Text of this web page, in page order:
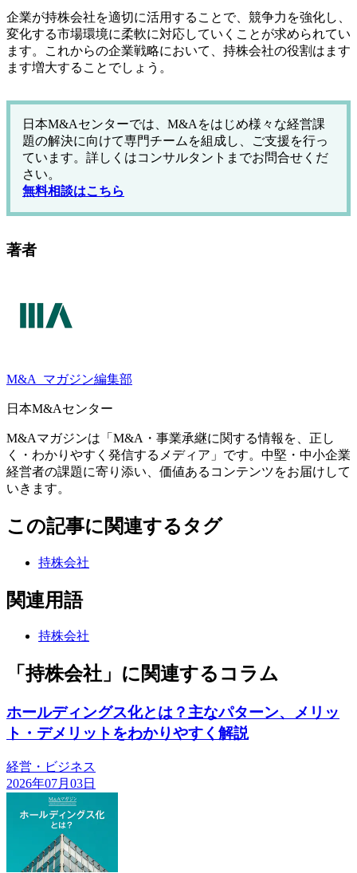
企業が持株会社を適切に活用することで、競争力を強化し、
変化する市場環境に柔軟に対応していくことが求められてい
ます。これからの企業戦略において、持株会社の役割はます
ます増大することでしょう。
日本M&Aセンターでは、M&Aをはじめ様々な経営課
題の解決に向けて専門チームを組成し、ご支援を行っ
ています。詳しくはコンサルタントまでお問合せくだ
さい。
無料相談はこちら
著者
M&A マガジン編集部
日本M&Aセンター
M&Aマガジンは「M&A・事業承継に関する情報を、正し
く・わかりやすく発信するメディア」です。中堅・中小企業
経営者の課題に寄り添い、価値あるコンテンツをお届けして
いきます。
この記事に関連するタグ
持株会社
関連用語
持株会社
「持株会社」に関連するコラム
ホールディングス化とは？主なパターン、メリッ
ト・デメリットをわかりやすく解説
経営・ビジネス
2026年07月03日